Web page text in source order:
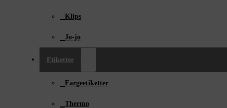
Klips
Jo-jo
Etiketter
Fargeetiketter
Thermo